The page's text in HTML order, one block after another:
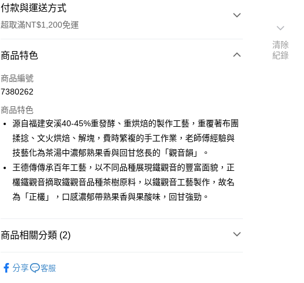
付款與運送方式
超取滿NT$1,200免運
付款方式
信用卡一次付款
LINE Pay
Apple Pay
街口支付
悠遊付
全盈+PAY
相關說明
【大哥付你分期使用說明】
商品特色
商品編號
7380262
商品特色
源自福建安溪40-45%重發酵、重烘焙的製作工藝，重覆著布團
揉捻、文火烘焙、解塊，費時繁複的手工作業，老師傅經驗與
技藝化為茶湯中濃郁熟果香與回甘悠長的「觀音韻」。
王德傳傳承百年工藝，以不同品種展現鐵觀音的豐富面貌，正
欉鐵觀音摘取鐵觀音品種茶樹原料，以鐵觀音工藝製作，故名
為「正欉」，口感濃郁帶熟果香與果酸味，回甘強勁。
商品相關分類 (2)
分享 客服
清除
紀錄